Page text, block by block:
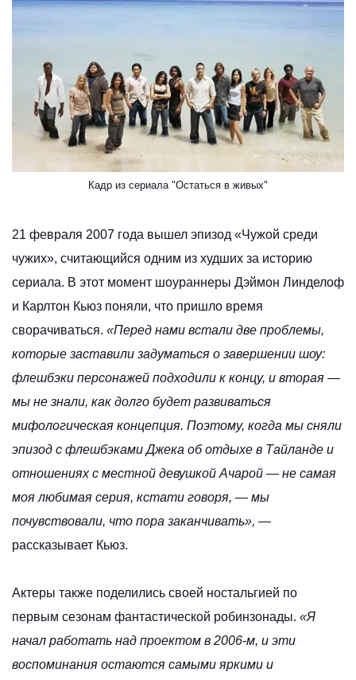
Кадр из сериала "Остаться в живых"
21 февраля 2007 года вышел эпизод «Чужой среди
чужих», считающийся одним из худших за историю
сериала. В этот момент шоураннеры Дэймон Линделоф
и Карлтон Кьюз поняли, что пришло время
сворачиваться. «Перед нами встали две проблемы,
которые заставили задуматься о завершении шоу:
флешбэки персонажей подходили к концу, и вторая —
мы не знали, как долго будет развиваться
мифологическая концепция. Поэтому, когда мы сняли
эпизод с флешбэками Джека об отдыхе в Тайланде и
отношениях с местной девушкой Ачарой — не самая
моя любимая серия, кстати говоря, — мы
почувствовали, что пора заканчивать», —
рассказывает Кьюз.
Актеры также поделились своей ностальгией по
первым сезонам фантастической робинзонады. «Я
начал работать над проектом в 2006-м, и эти
воспоминания остаются самыми яркими и